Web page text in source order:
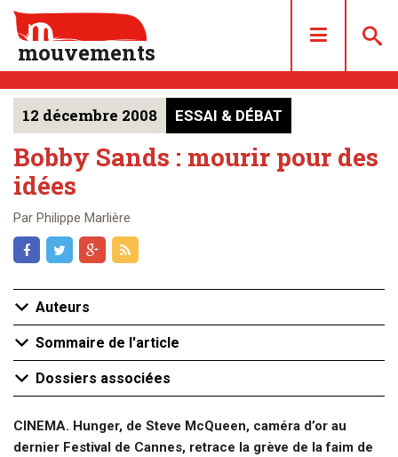
mouvements
DOSSIERS
ARTICLES
LES NUMÉROS
ACHAT/ABONNEMENT
CONTACT
12 décembre 2008 ESSAI & DÉBAT
Bobby Sands : mourir pour des
idées
Par Philippe Marlière
Auteurs
Sommaire de l'article
Dossiers associées
CINEMA. Hunger, de Steve McQueen, caméra d’or au
dernier Festival de Cannes, retrace la grève de la faim de